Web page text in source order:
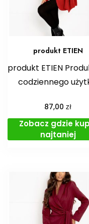
produkt ETIEN
produkt ETIEN
codziennego
87,00zł
Zobacz gdzie
najtaniej